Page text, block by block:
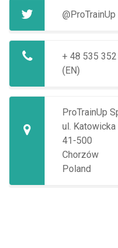
@ProTrainUp
+ 48 535
(EN)
ProTrainUp
ul. Katowicka
41-500
Chorzów
Poland